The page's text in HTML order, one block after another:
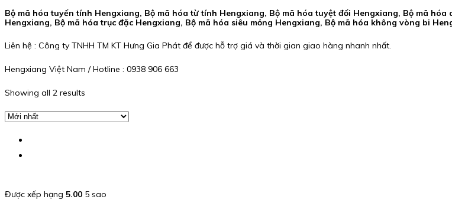
Bộ mã hóa tuyến tính Hengxiang, Bộ mã hóa từ tính Hengxiang, Bộ mã hóa tuyệt đối Hengxiang, Bộ mã
Hengxiang, Bộ mã hóa trục đặc Hengxiang, Bộ mã hóa siêu mỏng Hengxiang, Bộ mã hóa không vòng bi
Liên hệ : Công ty TNHH TM KT Hưng Gia Phát để được hỗ trợ giá và thời gian giao hàng nhanh nhất.
Hengxiang Việt Nam / Hotline : 0938 906 663
Showing all 2 results
Được xếp hạng 5.00 5 sao